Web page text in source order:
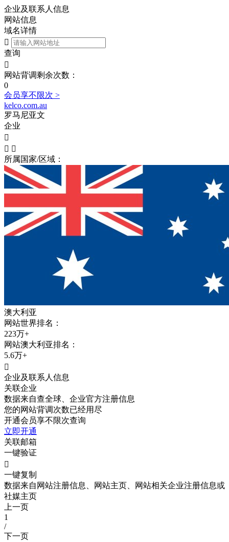
企业及联系人信息
网站信息
域名详情

查询

网站背调剩余次数：
0
会员享不限次 >
kelco.com.au
罗马尼亚文
企业

 
所属国家/区域：
澳大利亚
网站世界排名：
223万+
网站澳大利亚排名：
5.6万+

企业及联系人信息
关联企业
数据来自查全球、企业官方注册信息
您的网站背调次数已经用尽
开通会员享不限次查询
立即开通
关联邮箱
一键验证

一键复制
数据来自网站注册信息、网站主页、网站相关企业注册信息或
社媒主页
上一页
1
/
下一页